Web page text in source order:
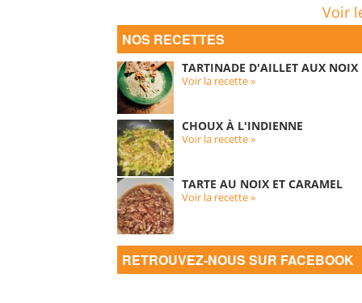
Voir
NOS RECETTES
TARTINADE D'AILLET AUX NOIX
Voir la recette »
CHOUX À L'INDIENNE
Voir la recette »
TARTE AU NOIX ET CARAMEL
Voir la recette »
RETROUVEZ-NOUS SUR FACEBOOK